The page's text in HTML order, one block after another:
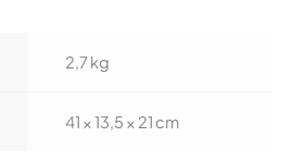
2,7 kg
41 × 13,5 × 21 cm